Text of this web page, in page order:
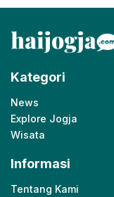
Kategori
News
Explore Jogja
Wisata
Informasi
Tentang Kami